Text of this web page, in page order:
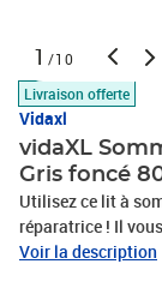
1 /10
Livraison offerte
Vidaxl
vidaXL
Gris foncé
Utilisez ce lit à
réparatrice ! Il
agréable.
Voir la description